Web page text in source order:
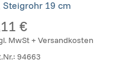
Steigrohr 19 cm
€
MwSt + Versandkosten
94663